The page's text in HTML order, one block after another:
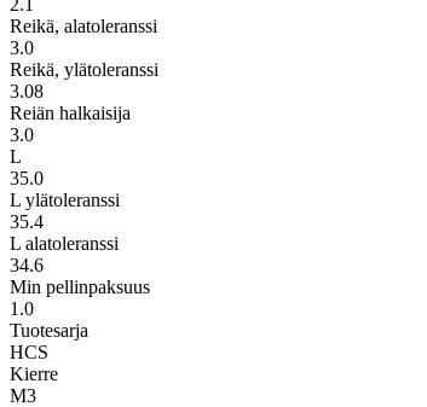
Reikä, alatoleranssi
3.0
Reikä, ylätoleranssi
3.08
Reiän halkaisija
3.0
L
35.0
L ylätoleranssi
35.4
L alatoleranssi
34.6
Min pellinpaksuus
1.0
Tuotesarja
HCS
Kierre
M3